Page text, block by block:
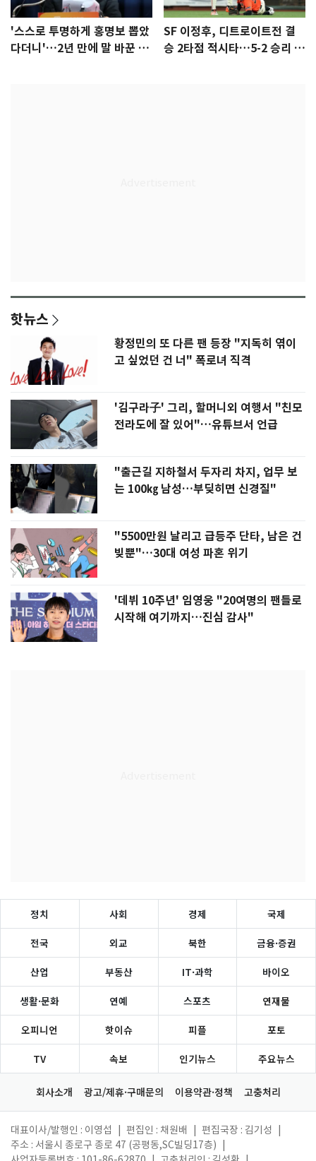
'스스로 투명하게 홍명보 뽑았
다더니'…2년 만에 말 바꾼 이
SF 이정후, 디트로이트전 결
승 2타점 적시타…5-2 승리 견
핫뉴스
황정민의 또 다른 팬 등장 "지독히 엮이
고 싶었던 건 너" 폭로녀 직격
'김구라子' 그리, 할머니외 여행서 "친모
전라도에 잘 있어"…유튜브서 언급
"출근길 지하철서 두자리 차지, 업무 보
는 100㎏ 남성…부딪히면 신경질"
"5500만원 날리고 급등주 단타, 남은 건
빚뿐"…30대 여성 파혼 위기
'데뷔 10주년' 임영웅 "20여명의 팬들로
시작해 여기까지…진심 감사"
정치 사회 경제 국제
전국 외교 북한 금융·증권
산업 부동산 IT·과학 바이오
생활·문화 연예 스포츠 연재물
오피니언 핫이슈 피플 포토
TV 속보 인기뉴스 주요뉴스
회사소개 광고/제휴·구매문의 이용약관·정책 고충처리
대표이사/발행인 : 이영섭 편집인 : 채원배 편집국장 : 김기성
주소 : 서울시 종로구 종로 47 (공평동,SC빌딩17층)